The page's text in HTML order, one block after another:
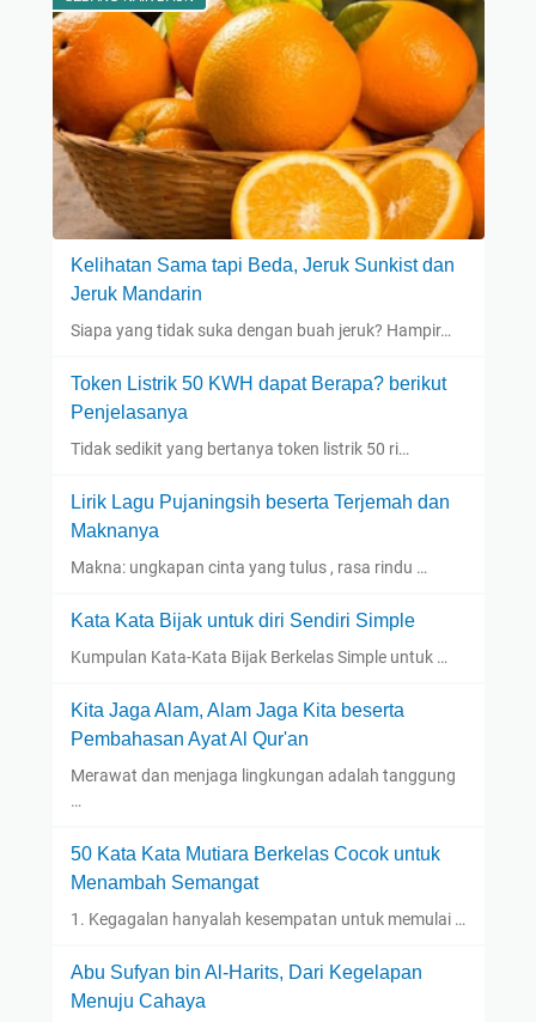
Kelihatan Sama tapi Beda, Jeruk Sunkist dan
Jeruk Mandarin
Siapa yang tidak suka dengan buah jeruk? Hampir…
Token Listrik 50 KWH dapat Berapa? berikut
Penjelasanya
Tidak sedikit yang bertanya token listrik 50 ri…
Lirik Lagu Pujaningsih beserta Terjemah dan
Maknanya
Makna: ungkapan cinta yang tulus , rasa rindu …
Kata Kata Bijak untuk diri Sendiri Simple
Kumpulan Kata-Kata Bijak Berkelas Simple untuk …
Kita Jaga Alam, Alam Jaga Kita beserta
Pembahasan Ayat Al Qur'an
Merawat dan menjaga lingkungan adalah tanggung
…
50 Kata Kata Mutiara Berkelas Cocok untuk
Menambah Semangat
1. Kegagalan hanyalah kesempatan untuk memulai …
Abu Sufyan bin Al-Harits, Dari Kegelapan
Menuju Cahaya